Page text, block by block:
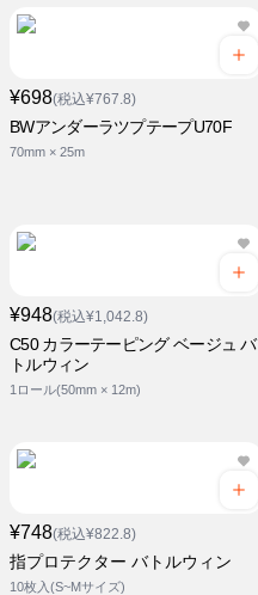
¥698(税込¥767.8)
BWアンダーラツプテープU70F
70mm × 25m
¥948(税込¥1,042.8)
C50 カラーテーピング ベージュ バ
トルウィン
1ロール(50mm × 12m)
¥748(税込¥822.8)
指プロテクター バトルウィン
10枚入(S~Mサイズ)